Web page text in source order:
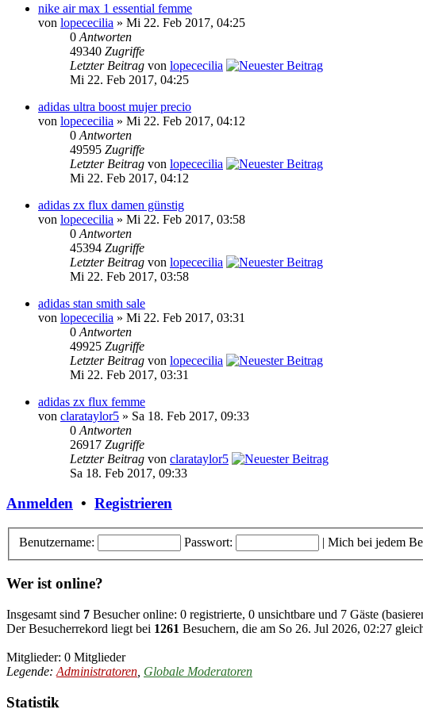
nike air max 1 essential femme
von lopececilia » Mi 22. Feb 2017, 04:25
0 Antworten
49340 Zugriffe
Letzter Beitrag von lopececilia
Mi 22. Feb 2017, 04:25
adidas ultra boost mujer precio
von lopececilia » Mi 22. Feb 2017, 04:12
0 Antworten
49595 Zugriffe
Letzter Beitrag von lopececilia
Mi 22. Feb 2017, 04:12
adidas zx flux damen günstig
von lopececilia » Mi 22. Feb 2017, 03:58
0 Antworten
45394 Zugriffe
Letzter Beitrag von lopececilia
Mi 22. Feb 2017, 03:58
adidas stan smith sale
von lopececilia » Mi 22. Feb 2017, 03:31
0 Antworten
49925 Zugriffe
Letzter Beitrag von lopececilia
Mi 22. Feb 2017, 03:31
adidas zx flux femme
von clarataylor5 » Sa 18. Feb 2017, 09:33
0 Antworten
26917 Zugriffe
Letzter Beitrag von clarataylor5
Sa 18. Feb 2017, 09:33
Anmelden • Registrieren
Benutzername: Passwort: | Mich bei jedem
Wer ist online?
Insgesamt sind 7 Besucher online: 0 registrierte, 0 unsichtbare und 7 Gäste
Der Besucherrekord liegt bei 1261 Besuchern, die am So 26. Jul 2026, 02:27
Mitglieder: 0 Mitglieder
Legende: Administratoren Globale Moderatoren
Statistik